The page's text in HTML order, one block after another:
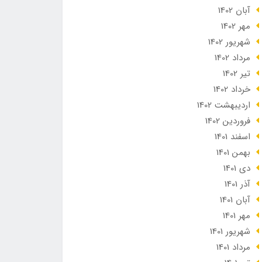
آبان 1402
مهر 1402
شهریور 1402
مرداد 1402
تير 1402
خرداد 1402
ارديبهشت 1402
فروردین 1402
اسفند 1401
بهمن 1401
دی 1401
آذر 1401
آبان 1401
مهر 1401
شهریور 1401
مرداد 1401